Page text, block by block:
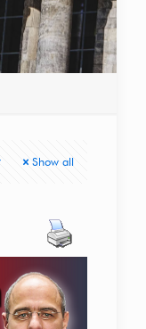
Show all